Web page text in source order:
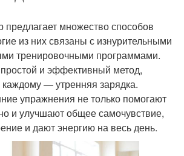
множество способов
из них связаны с изнурительными
тренировочными программами.
и эффективный метод,
каждому — утренняя зарядка.
упражнения не только помогают
и улучшают общее самочувствие,
и дают энергию на весь день.